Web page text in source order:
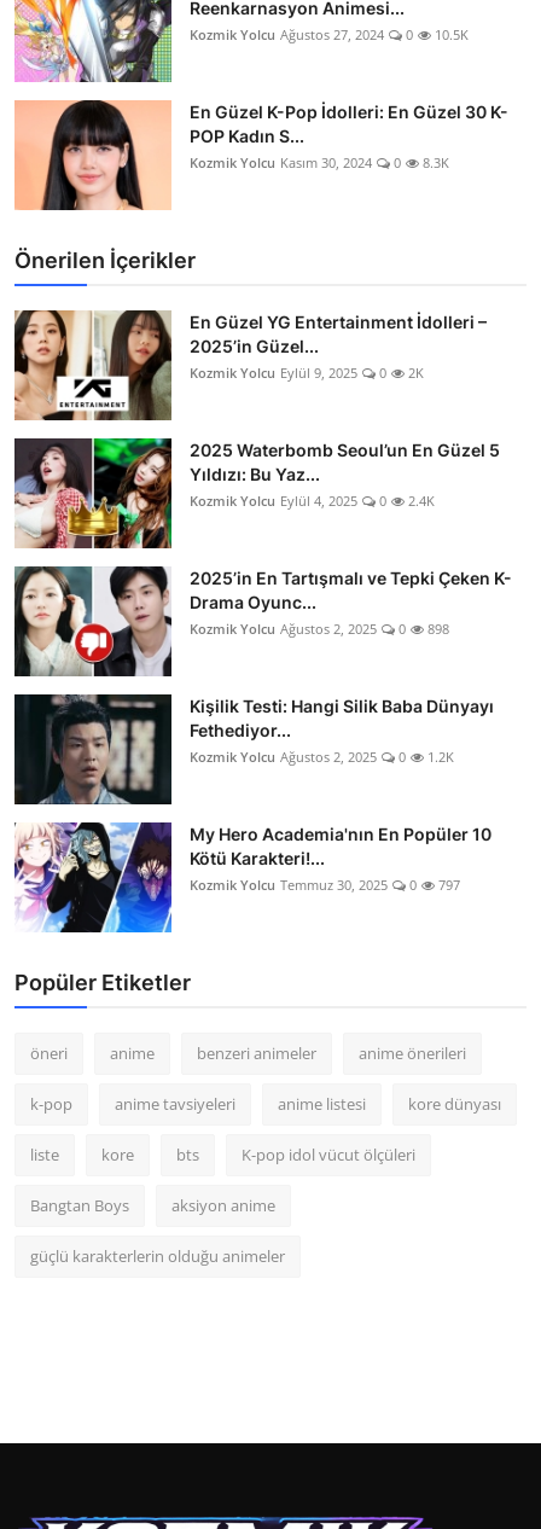
Reenkarnasyon Animesi...
Kozmik Yolcu Ağustos 27, 2024 0 10.5K
En Güzel K-Pop İdolleri: En Güzel 30 K-
POP Kadın S...
Kozmik Yolcu Kasım 30, 2024 0 8.3K
Önerilen İçerikler
En Güzel YG Entertainment İdolleri –
2025’in Güzel...
Kozmik Yolcu Eylül 9, 2025 0 2K
2025 Waterbomb Seoul’un En Güzel 5
Yıldızı: Bu Yaz...
Kozmik Yolcu Eylül 4, 2025 0 2.4K
2025’in En Tartışmalı ve Tepki Çeken K-
Drama Oyunc...
Kozmik Yolcu Ağustos 2, 2025 0 898
Kişilik Testi: Hangi Silik Baba Dünyayı
Fethediyor...
Kozmik Yolcu Ağustos 2, 2025 0 1.2K
My Hero Academia'nın En Popüler 10
Kötü Karakteri!...
Kozmik Yolcu Temmuz 30, 2025 0 797
Popüler Etiketler
öneri anime benzeri animeler anime önerileri
k-pop anime tavsiyeleri anime listesi kore dünyası
liste kore bts K-pop idol vücut ölçüleri
Bangtan Boys aksiyon anime
güçlü karakterlerin olduğu animeler